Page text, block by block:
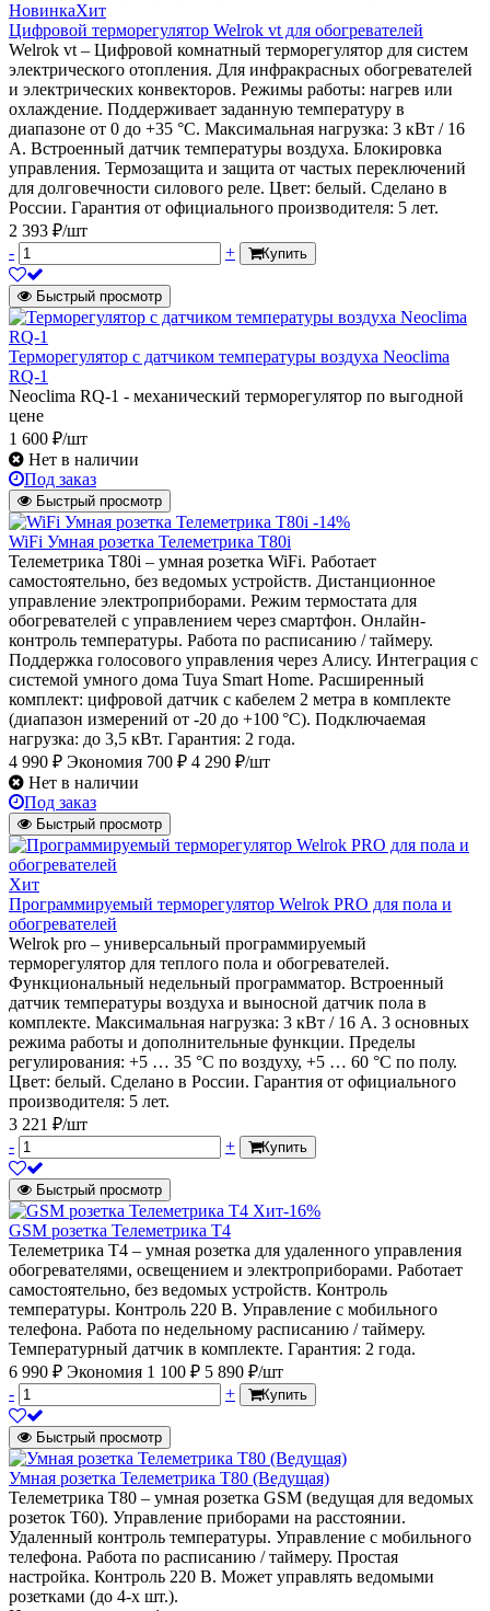
НовинкаХит
Цифровой терморегулятор Welrok vt для обогревателей
Welrok vt – Цифровой комнатный терморегулятор для систем
электрического отопления. Для инфракрасных обогревателей
и электрических конвекторов. Режимы работы: нагрев или
охлаждение. Поддерживает заданную температуру в
диапазоне от 0 до +35 °С. Максимальная нагрузка: 3 кВт / 16
А. Встроенный датчик температуры воздуха. Блокировка
управления. Термозащита и защита от частых переключений
для долговечности силового реле. Цвет: белый. Сделано в
России. Гарантия от официального производителя: 5 лет.
2 393 ₽/шт
-
+ Купить
Быстрый просмотр
Терморегулятор с датчиком температуры воздуха Neoclima
RQ-1
Neoclima RQ-1 - механический терморегулятор по выгодной
цене
1 600 ₽/шт
Нет в наличии
Под заказ
Быстрый просмотр
-14%
WiFi Умная розетка Телеметрика T80i
Телеметрика T80i – умная розетка WiFi. Работает
самостоятельно, без ведомых устройств. Дистанционное
управление электроприборами. Режим термостата для
обогревателей с управлением через смартфон. Онлайн-
контроль температуры. Работа по расписанию / таймеру.
Поддержка голосового управления через Алису. Интеграция с
системой умного дома Tuya Smart Home. Расширенный
комплект: цифровой датчик с кабелем 2 метра в комплекте
(диапазон измерений от -20 до +100 °C). Подключаемая
нагрузка: до 3,5 кВт. Гарантия: 2 года.
4 990 ₽ Экономия 700 ₽ 4 290 ₽/шт
Нет в наличии
Под заказ
Быстрый просмотр
Хит
Программируемый терморегулятор Welrok PRO для пола и
обогревателей
Welrok pro – универсальный программируемый
терморегулятор для теплого пола и обогревателей.
Функциональный недельный программатор. Встроенный
датчик температуры воздуха и выносной датчик пола в
комплекте. Максимальная нагрузка: 3 кВт / 16 А. 3 основных
режима работы и дополнительные функции. Пределы
регулирования: +5 … 35 °С по воздуху, +5 … 60 °С по полу.
Цвет: белый. Сделано в России. Гарантия от официального
производителя: 5 лет.
3 221 ₽/шт
-
+ Купить
Быстрый просмотр
Хит-16%
GSM розетка Телеметрика Т4
Телеметрика Т4 – умная розетка для удаленного управления
обогревателями, освещением и электроприборами. Работает
самостоятельно, без ведомых устройств. Контроль
температуры. Контроль 220 В. Управление с мобильного
телефона. Работа по недельному расписанию / таймеру.
Температурный датчик в комплекте. Гарантия: 2 года.
6 990 ₽ Экономия 1 100 ₽ 5 890 ₽/шт
-
+ Купить
Быстрый просмотр
Умная розетка Телеметрика Т80 (Ведущая)
Телеметрика Т80 – умная розетка GSM (ведущая для ведомых
розеток Т60). Управление приборами на расстоянии.
Удаленный контроль температуры. Управление с мобильного
телефона. Работа по расписанию / таймеру. Простая
настройка. Контроль 220 В. Может управлять ведомыми
розетками (до 4-х шт.).